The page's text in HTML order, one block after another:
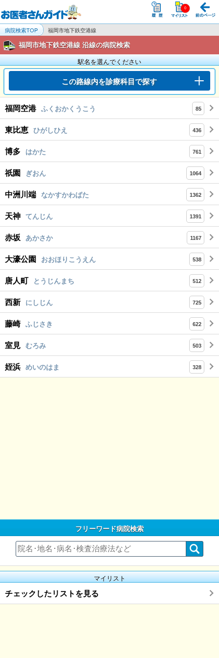
病院検索TOP 福岡市地下鉄空港線
福岡市地下鉄空港線 沿線の病院検索
駅名を選んでください
この路線内を診療科目で探す
福岡空港 ふくおかくうこう 85
東比恵 ひがしひえ 436
博多 はかた 761
祇園 ぎおん 1064
中洲川端 なかすかわばた 1362
天神 てんじん 1391
赤坂 あかさか 1167
大濠公園 おおほりこうえん 538
唐人町 とうじんまち 512
西新 にしじん 725
藤崎 ふじさき 622
室見 むろみ 503
姪浜 めいのはま 328
フリーワード病院検索
マイリスト
チェックしたリストを見る